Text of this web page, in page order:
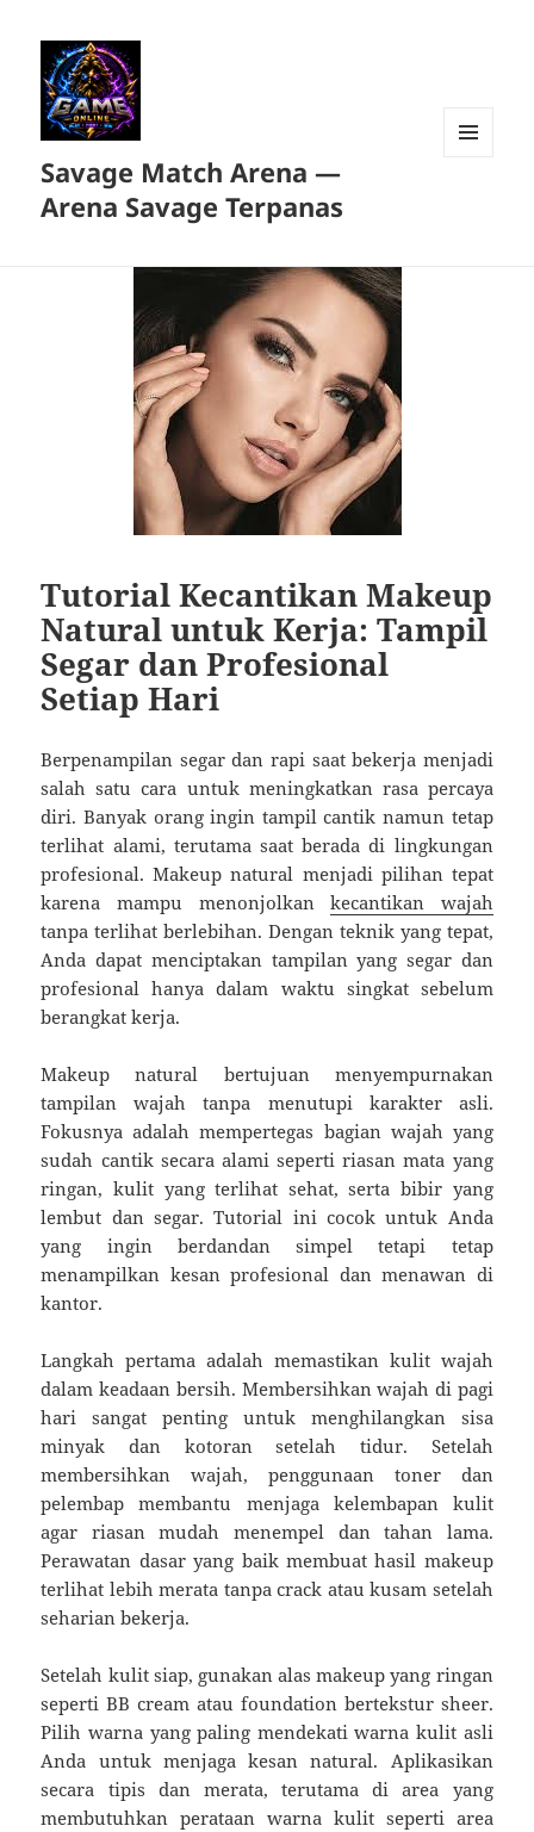
Savage Match Arena —
Arena Savage Terpanas
Tutorial Kecantikan Makeup
Natural untuk Kerja: Tampil
Segar dan Profesional
Setiap Hari
Berpenampilan segar dan rapi saat bekerja menjadi
salah satu cara untuk meningkatkan rasa percaya
diri. Banyak orang ingin tampil cantik namun tetap
terlihat alami, terutama saat berada di lingkungan
profesional. Makeup natural menjadi pilihan tepat
karena mampu menonjolkankecantikan wajah
tanpa terlihat berlebihan. Dengan teknik yang tepat,
Anda dapat menciptakan tampilan yang segar dan
profesional hanya dalam waktu singkat sebelum
berangkat kerja.
Makeup natural bertujuan menyempurnakan
tampilan wajah tanpa menutupi karakter asli.
Fokusnya adalah mempertegas bagian wajah yang
sudah cantik secara alami seperti riasan mata yang
ringan, kulit yang terlihat sehat, serta bibir yang
lembut dan segar. Tutorial ini cocok untuk Anda
yang ingin berdandan simpel tetapi tetap
menampilkan kesan profesional dan menawan di
kantor.
Langkah pertama adalah memastikan kulit wajah
dalam keadaan bersih. Membersihkan wajah di pagi
hari sangat penting untuk menghilangkan sisa
minyak dan kotoran setelah tidur. Setelah
membersihkan wajah, penggunaan toner dan
pelembap membantu menjaga kelembapan kulit
agar riasan mudah menempel dan tahan lama.
Perawatan dasar yang baik membuat hasil makeup
terlihat lebih merata tanpa crack atau kusam setelah
seharian bekerja.
Setelah kulit siap, gunakan alas makeup yang ringan
seperti BB cream atau foundation bertekstur sheer.
Pilih warna yang paling mendekati warna kulit asli
Anda untuk menjaga kesan natural. Aplikasikan
secara tipis dan merata, terutama di area yang
membutuhkan perataan warna kulit seperti area